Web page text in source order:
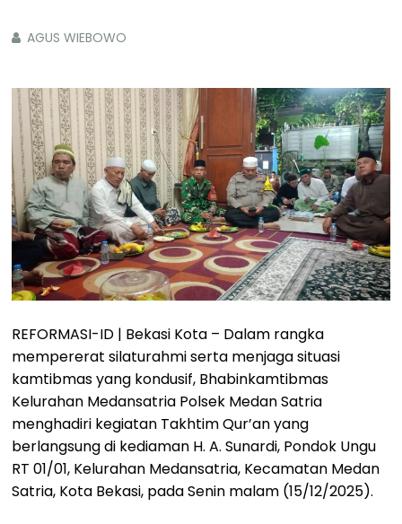
AGUS WIEBOWO
REFORMASI-ID | Bekasi Kota – Dalam rangka
mempererat silaturahmi serta menjaga situasi
kamtibmas yang kondusif, Bhabinkamtibmas
Kelurahan Medansatria Polsek Medan Satria
menghadiri kegiatan Takhtim Qur’an yang
berlangsung di kediaman H. A. Sunardi, Pondok Ungu
RT 01/01, Kelurahan Medansatria, Kecamatan Medan
Satria, Kota Bekasi, pada Senin malam (15/12/2025).